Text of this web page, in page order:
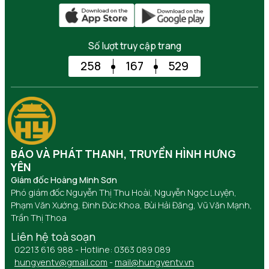
Số lượt truy cập trang
258 167 529
BÁO VÀ PHÁT THANH, TRUYỀN HÌNH HƯNG
YÊN
Giám đốc Hoàng Minh Sơn
Phó giám đốc Nguyễn Thị Thu Hoài, Nguyễn Ngọc Luyện,
Phạm Văn Xướng, Đinh Đức Khoa, Bùi Hải Đăng, Vũ Văn Mạnh,
Trần Thị Thoa
Liên hệ toà soạn
02213 616 988 - Hotline: 0363 089 089
hungyentv@gmail.com - mail@hungyentv.vn